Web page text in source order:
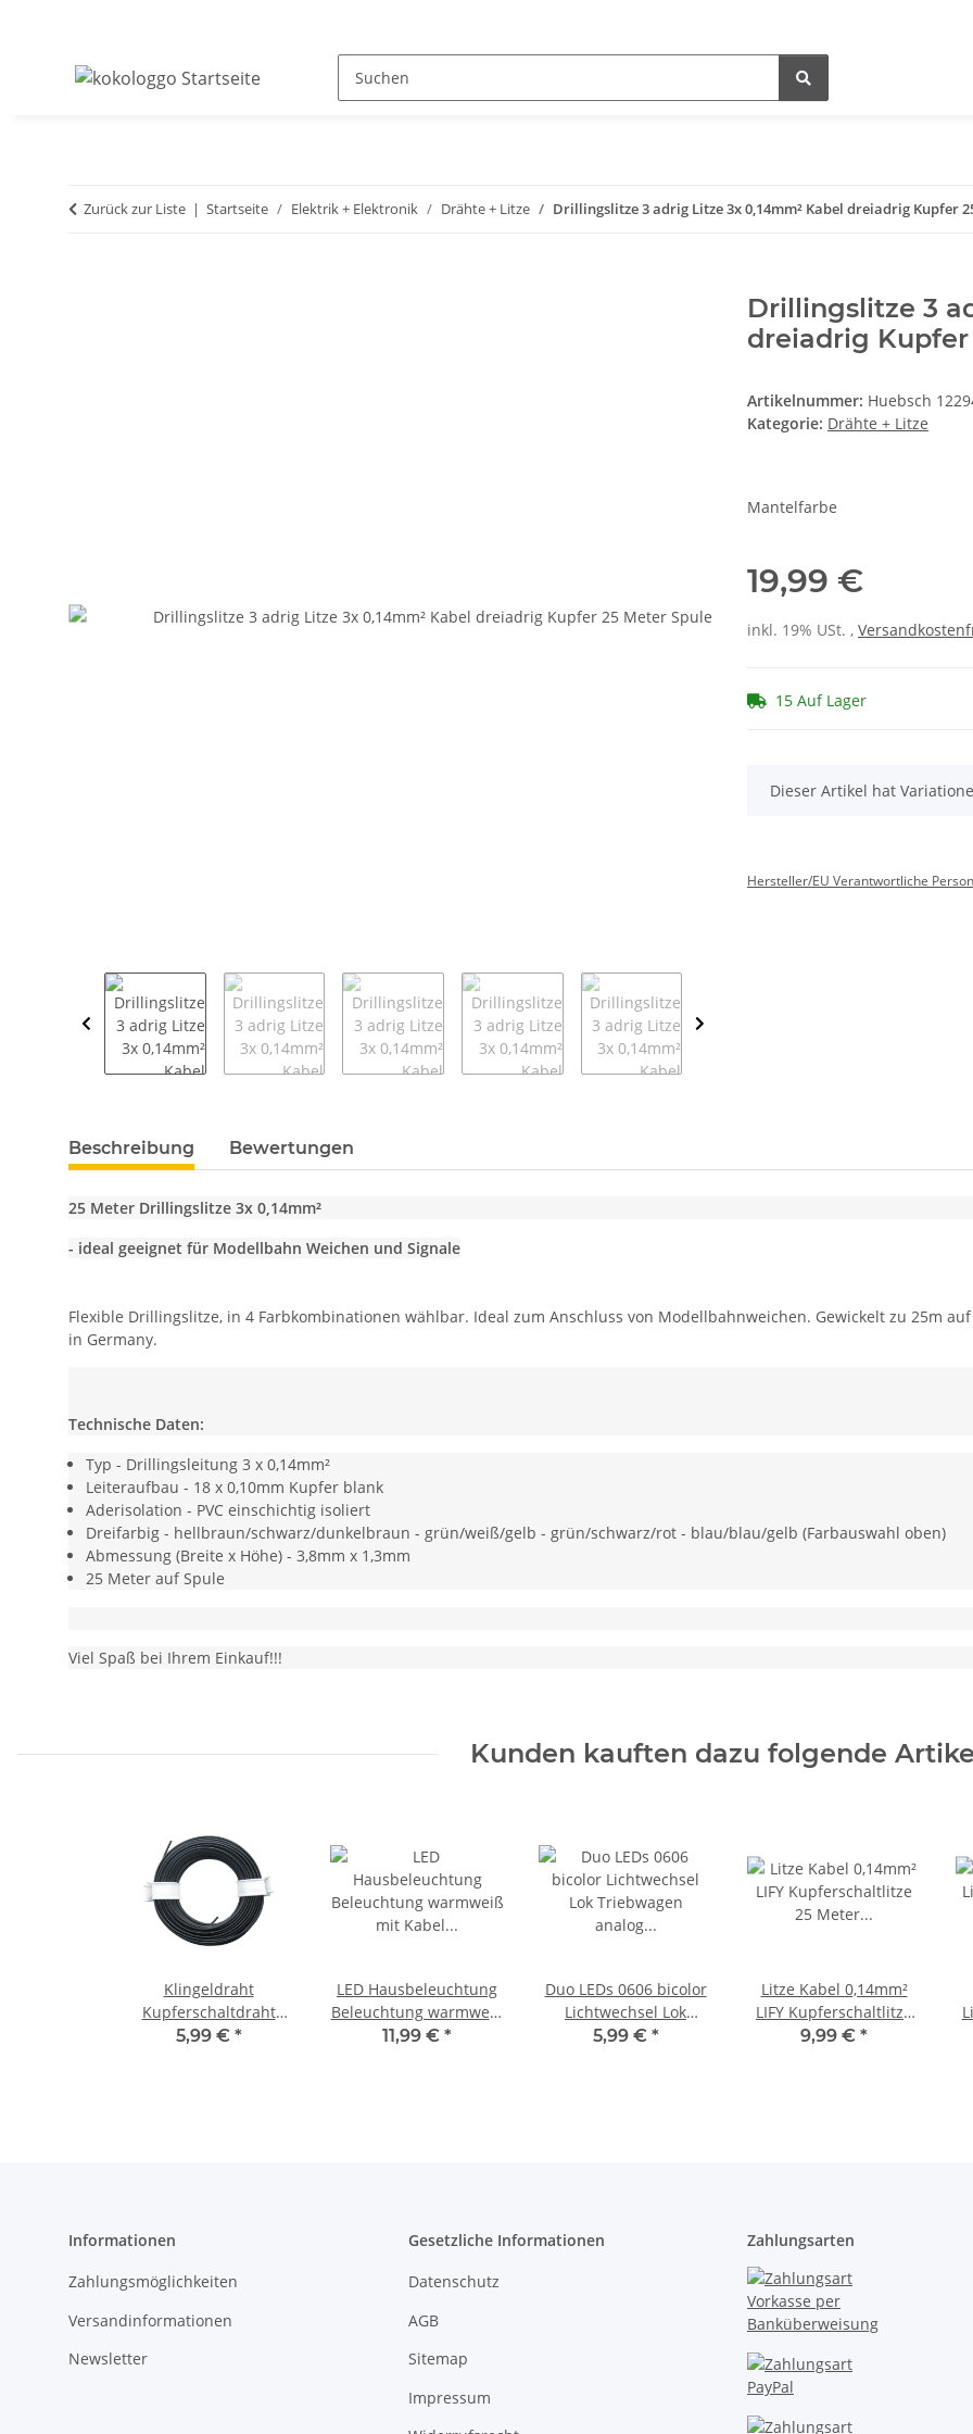
Zurück zur Liste Startseite Elektrik + Elektronik Drähte + Litze Drillingslitze 3 adrig Litze 3x 0,14mm² Kabel dreiadrig Kupfer
Drillingslitze 3
dreiadrig
Artikelnummer: Huebsch
Kategorie: Drähte + Litze
Mantelfarbe
19,99 €
inkl. 19% USt. ,
15 Auf Lager
x
Dieser Artikel hat
Hersteller/EU Verantwortliche Person
weitere Registerkarten anzeigen
Beschreibung Bewertungen
25 Meter Drillingslitze 3x 0,14mm²
- ideal geeignet für Modellbahn Weichen und Signale
Flexible Drillingslitze, in 4 Farbkombinationen wählbar. Ideal zum Anschluss von Modellbahnweichen. Gewickelt zu 25m
in Germany.
Technische Daten:
Typ - Drillingsleitung 3 x 0,14mm²
Leiteraufbau - 18 x 0,10mm Kupfer blank
Aderisolation - PVC einschichtig isoliert
Dreifarbig - hellbraun/schwarz/dunkelbraun - grün/weiß/gelb - grün/schwarz/rot - blau/blau/gelb (Farbauswahl oben)
Abmessung (Breite x Höhe) - 3,8mm x 1,3mm
25 Meter auf Spule
Viel Spaß bei Ihrem Einkauf!!!
Kunden kauften dazu folgende
Klingeldraht
Kupferschaltdraht
Draht 0,5mm 1-adrig
5,99 € *
LED Hausbeleuchtung
Beleuchtung warmweiß
mit Kabel 12-19V
11,99 € *
Duo LEDs 0606 bicolor
Lichtwechsel Lok
Triebwagen analog
5,99 € *
Litze Kabel 0,14mm²
LIFY Kupferschaltlitze
25 Meter auf Spule 10
9,99 € *
Informationen
Zahlungsmöglichkeiten
Versandinformationen
Newsletter
Gesetzliche Informationen
Datenschutz
AGB
Sitemap
Impressum
Zahlungsarten